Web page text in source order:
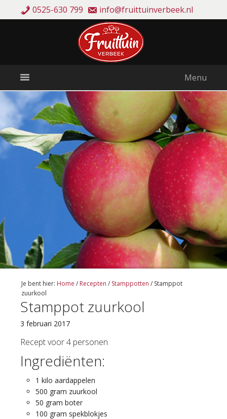
0525-630 799 info@fruittuinverbeek.nl
Menu
Je bent hier: Home / Recepten / Stamppotten / Stamppot
zuurkool
Stamppot zuurkool
3 februari 2017
Recept voor 4 personen
Ingrediënten:
1 kilo aardappelen
500 gram zuurkool
50 gram boter
100 gram spekblokjes